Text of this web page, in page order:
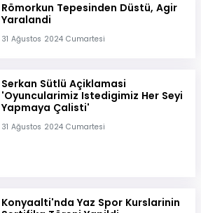
Römorkun Tepesinden Düstü, Agir
Yaralandi
31 Ağustos 2024 Cumartesi
Serkan Sütlü Açiklamasi
'Oyuncularimiz Istedigimiz Her Seyi
Yapmaya Çalisti'
31 Ağustos 2024 Cumartesi
Konyaalti'nda Yaz Spor Kurslarinin